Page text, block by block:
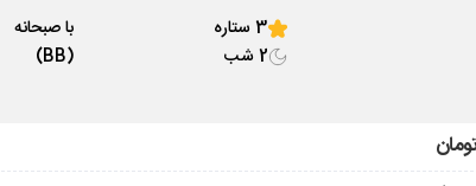
3 ستاره
2 شب
با صبحانه
(BB)